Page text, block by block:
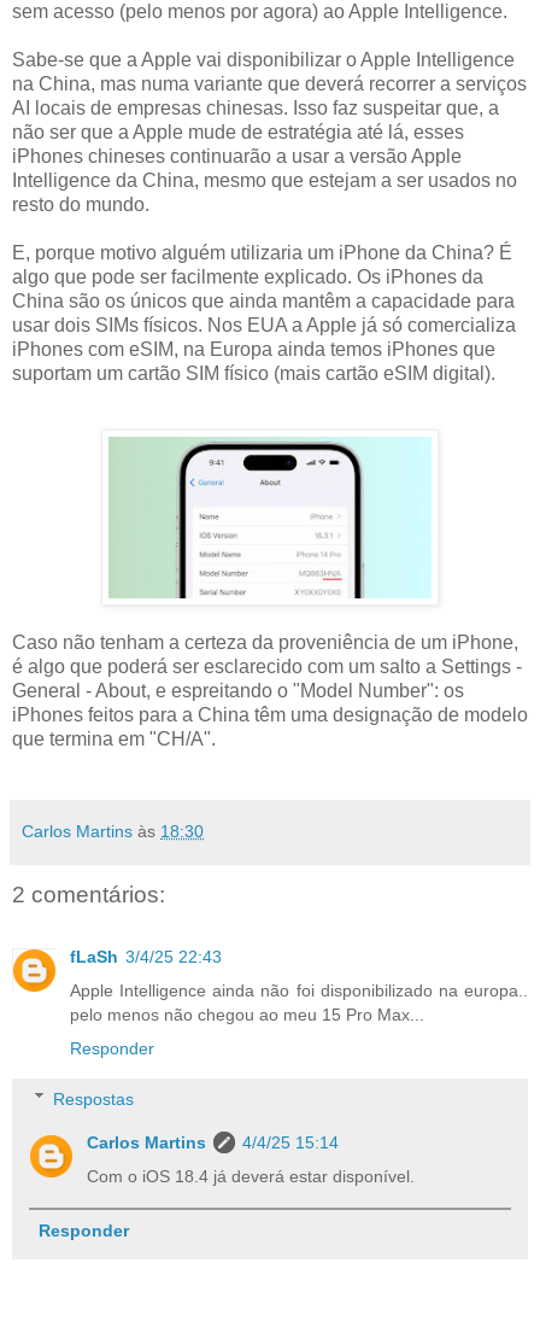
sem acesso (pelo menos por agora) ao Apple Intelligence.
Sabe-se que a Apple vai disponibilizar o Apple Intelligence
na China, mas numa variante que deverá recorrer a serviços
AI locais de empresas chinesas. Isso faz suspeitar que, a
não ser que a Apple mude de estratégia até lá, esses
iPhones chineses continuarão a usar a versão Apple
Intelligence da China, mesmo que estejam a ser usados no
resto do mundo.
E, porque motivo alguém utilizaria um iPhone da China? É
algo que pode ser facilmente explicado. Os iPhones da
China são os únicos que ainda mantêm a capacidade para
usar dois SIMs físicos. Nos EUA a Apple já só comercializa
iPhones com eSIM, na Europa ainda temos iPhones que
suportam um cartão SIM físico (mais cartão eSIM digital).
Caso não tenham a certeza da proveniência de um iPhone,
é algo que poderá ser esclarecido com um salto a Settings -
General - About, e espreitando o "Model Number": os
iPhones feitos para a China têm uma designação de modelo
que termina em "CH/A".
Carlos Martins às 18:30
2 comentários:
fLaSh 3/4/25 22:43
Apple Intelligence ainda não foi disponibilizado na europa..
pelo menos não chegou ao meu 15 Pro Max...
Responder
Respostas
Carlos Martins
4/4/25 15:14
Com o iOS 18.4 já deverá estar disponível.
Responder